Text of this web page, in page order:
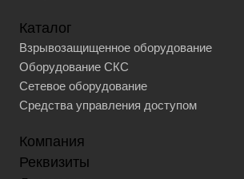
Каталог
Взрывозащищенное оборудование
Оборудование СКС
Сетевое оборудование
Средства управления доступом
Компания
Реквизиты